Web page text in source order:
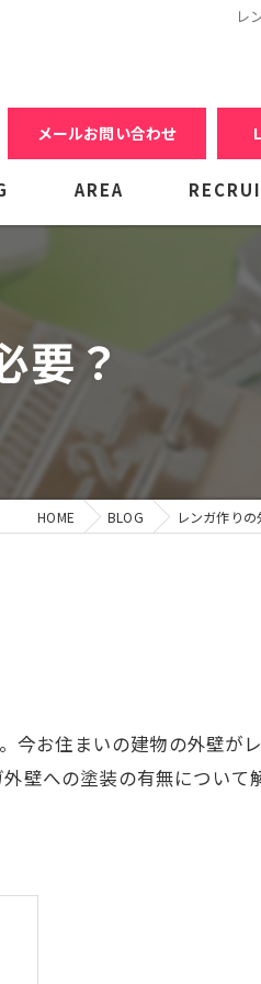
レ
メールお問い合わせ
AREA
要？
HOME BLOG レンガ作り
今お住まいの建物の外壁が
壁への塗装の有無について